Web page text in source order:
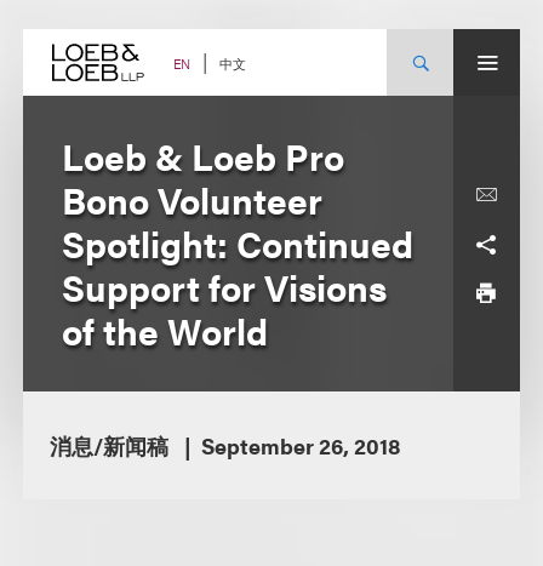
content EN 中文
Loeb & Loeb Pro
Bono Volunteer
Spotlight: Continued
Support for Visions
of the World
消息/新闻稿 September 26, 2018